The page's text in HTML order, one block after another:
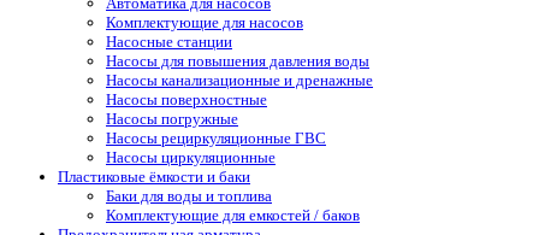
Комплектующие для насосов
Насосные станции
Насосы для повышения давления воды
Насосы канализационные и дренажные
Насосы поверхностные
Насосы погружные
Насосы рециркуляционные ГВС
Насосы циркуляционные
Пластиковые ёмкости и баки
Баки для воды и топлива
Комплектующие для емкостей / баков